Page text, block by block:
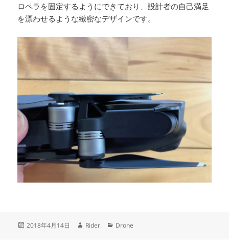
ロペラを固定するようにできており、設計者の自己満足
を漂わせるような緻密なデザインです。
投
2018年4月14日
作
Rider
カ
Drone